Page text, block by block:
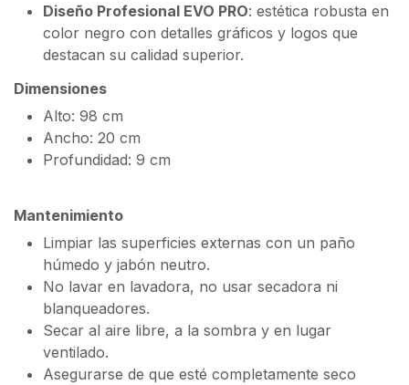
Diseño Profesional EVO PRO: estética robusta en
color negro con detalles gráficos y logos que
destacan su calidad superior.
Dimensiones
Alto: 98 cm
Ancho: 20 cm
Profundidad: 9 cm
Mantenimiento
Limpiar las superficies externas con un paño
húmedo y jabón neutro.
No lavar en lavadora, no usar secadora ni
blanqueadores.
Secar al aire libre, a la sombra y en lugar
ventilado.
Asegurarse de que esté completamente seco